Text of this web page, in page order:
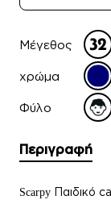
Μέγεθος
χρώμα
Φύλο
Περιγραφή
Scarpy Παιδικό